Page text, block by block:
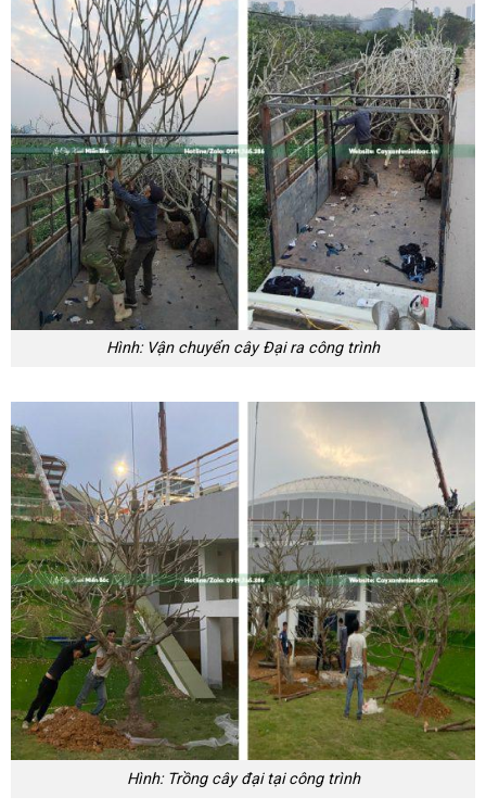
Hình: Vận chuyển cây Đại ra công trình
Hình: Trồng cây đại tại công trình